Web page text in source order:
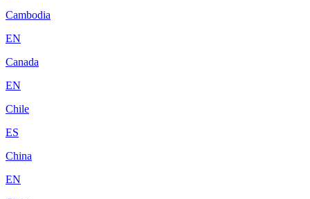
Cambodia
EN
Canada
EN
Chile
ES
China
EN